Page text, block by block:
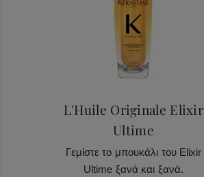
L'Huile Originale Elixir
Ultime
Γεμίστε το μπουκάλι του Elixir
Ultime ξανά και ξανά.